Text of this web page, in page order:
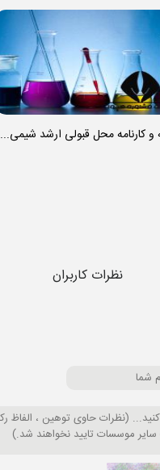
و کارنامه محل قبولی ارشد شیمی...
نظرات کاربران